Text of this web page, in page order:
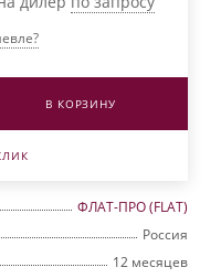
В КОРЗИНУ
ФЛАТ-ПРО (FLAT)
Россия
12 месяцев